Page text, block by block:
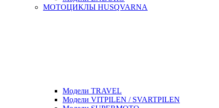
МОТОЦИКЛЫ HUSQVARNA
Модели TRAVEL
Модели VITPILEN / SVARTPILEN